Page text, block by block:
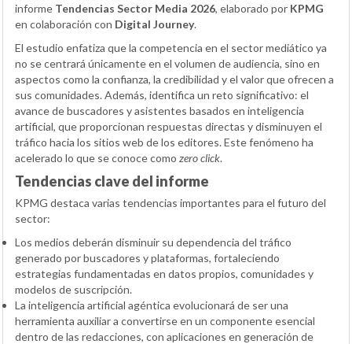
informe Tendencias Sector Media 2026, elaborado por KPMG
en colaboración con Digital Journey.
El estudio enfatiza que la competencia en el sector mediático ya
no se centrará únicamente en el volumen de audiencia, sino en
aspectos como la confianza, la credibilidad y el valor que ofrecen a
sus comunidades. Además, identifica un reto significativo: el
avance de buscadores y asistentes basados en inteligencia
artificial, que proporcionan respuestas directas y disminuyen el
tráfico hacia los sitios web de los editores. Este fenómeno ha
acelerado lo que se conoce como zero click.
Tendencias clave del informe
KPMG destaca varias tendencias importantes para el futuro del
sector:
Los medios deberán disminuir su dependencia del tráfico
generado por buscadores y plataformas, fortaleciendo
estrategias fundamentadas en datos propios, comunidades y
modelos de suscripción.
La inteligencia artificial agéntica evolucionará de ser una
herramienta auxiliar a convertirse en un componente esencial
dentro de las redacciones, con aplicaciones en generación de